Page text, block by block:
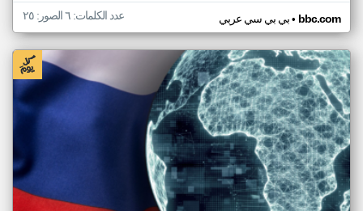
بي بي سي عربي• bbc.com عدد الكلمات: ٦ الصور: ٢٥